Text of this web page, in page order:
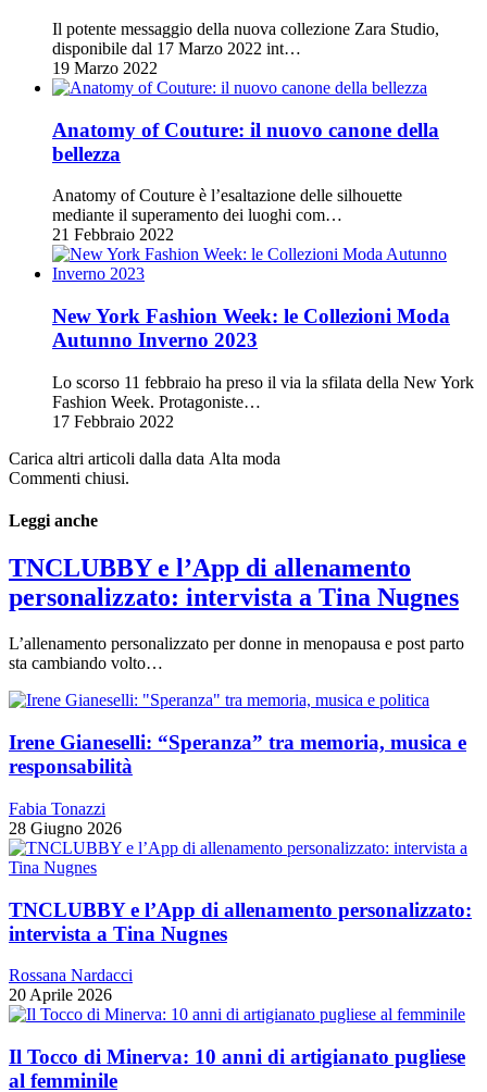
Il potente messaggio della nuova collezione Zara Studio,
disponibile dal 17 Marzo 2022 int…
19 Marzo 2022
Anatomy of Couture: il nuovo canone della
bellezza
Anatomy of Couture è l’esaltazione delle silhouette
mediante il superamento dei luoghi com…
21 Febbraio 2022
New York Fashion Week: le Collezioni Moda
Autunno Inverno 2023
Lo scorso 11 febbraio ha preso il via la sfilata della New York
Fashion Week. Protagoniste…
17 Febbraio 2022
Carica altri articoli dalla data Alta moda
Commenti chiusi.
Leggi anche
TNCLUBBY e l’App di allenamento
personalizzato: intervista a Tina Nugnes
L’allenamento personalizzato per donne in menopausa e post parto
sta cambiando volto…
Irene Gianeselli: “Speranza” tra memoria, musica e
responsabilità
Fabia Tonazzi
28 Giugno 2026
TNCLUBBY e l’App di allenamento personalizzato:
intervista a Tina Nugnes
Rossana Nardacci
20 Aprile 2026
Il Tocco di Minerva: 10 anni di artigianato pugliese
al femminile